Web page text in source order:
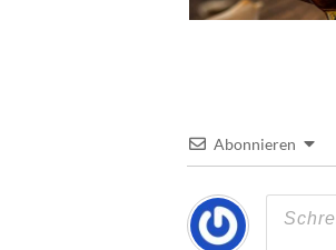
Abonnieren